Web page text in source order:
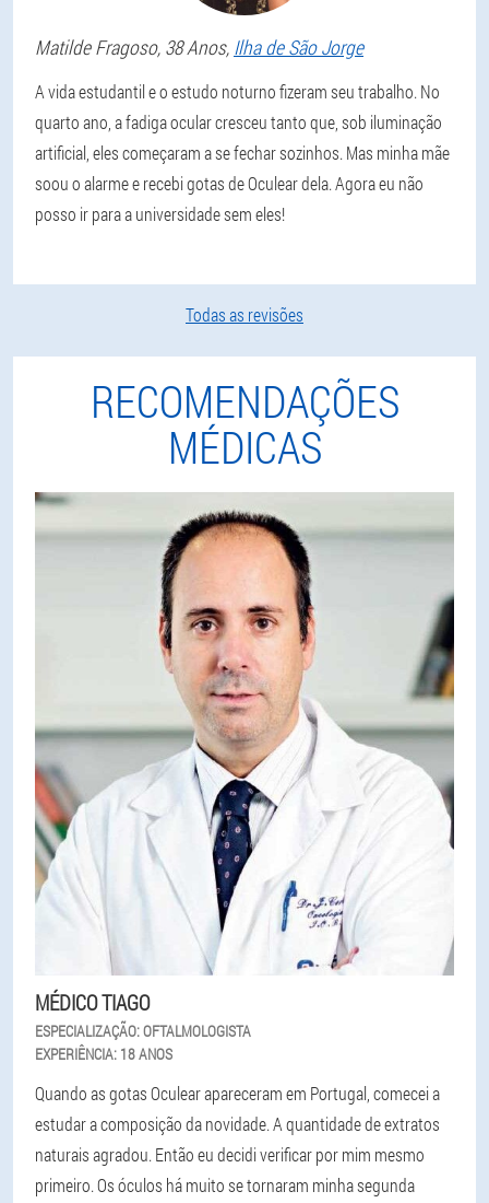
Matilde Fragoso, 38 Anos, Ilha de São Jorge
A vida estudantil e o estudo noturno fizeram seu trabalho. No
quarto ano, a fadiga ocular cresceu tanto que, sob iluminação
artificial, eles começaram a se fechar sozinhos. Mas minha mãe
soou o alarme e recebi gotas de Oculear dela. Agora eu não
posso ir para a universidade sem eles!
Todas as revisões
RECOMENDAÇÕES
MÉDICAS
MÉDICO TIAGO
ESPECIALIZAÇÃO:OFTALMOLOGISTA
EXPERIÊNCIA: 18 ANOS
Quando as gotas Oculear apareceram em Portugal, comecei a
estudar a composição da novidade. A quantidade de extratos
naturais agradou. Então eu decidi verificar por mim mesmo
primeiro. Os óculos há muito se tornaram minha segunda